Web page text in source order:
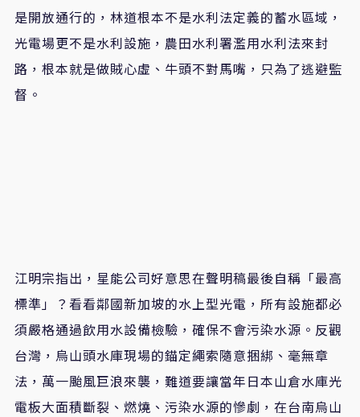
是開放通行的，林道根本不是水利法定義的蓄水區域，
光電場更不是水利設施，農田水利署濫用水利法來封
路，根本就是做賊心虛、牛頭不對馬嘴，只為了逃避監
督。
江明宗指出，星能公司好意思在聲明稿最後自稱「最高
標準」？看看鄰國新加坡的水上型光電，所有設施都必
須嚴格通過飲用水設備檢驗，確保不會污染水源。反觀
台灣，烏山頭水庫現場的錨定繩索隨意捆綁、毫無章
法，萬一颱風巨浪來襲，難道要讓當年日本山倉水庫光
電板大面積斷裂、燃燒、污染水源的慘劇，在台南烏山